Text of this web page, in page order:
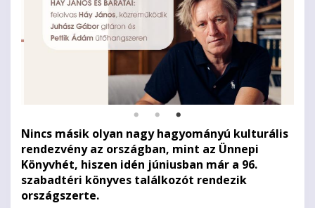
Nincs másik olyan nagy hagyományú kulturális
rendezvény az országban, mint az Ünnepi
Könyvhét, hiszen idén júniusban már a 96.
szabadtéri könyves találkozót rendezik
országszerte.